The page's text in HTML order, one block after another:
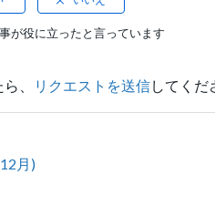
が役に立ったと言っています
、 リクエストを送信してくだ
月)